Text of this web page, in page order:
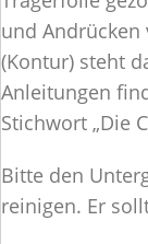
und Andrücken
(Kontur) steht
Anleitungen
Stichwort „Die
Bitte den
reinigen. Er